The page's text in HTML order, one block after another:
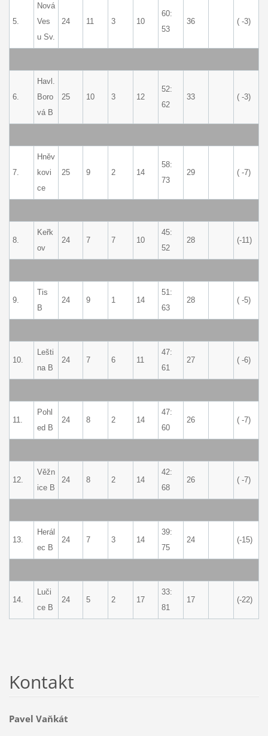
5.
Nová
Ves
u Sv.
24 11 3 10
60:
53
36 ( -3)
6.
Havl.
Boro
vá B
25 10 3 12
52:
62
33 ( -3)
7.
Hněv
kovi
ce
25 9 2 14
58:
73
29 ( -7)
8.
Keřk
ov
24 7 7 10
45:
52
28 (-11)
9.
Tis
B
24 9 1 14
51:
63
28 ( -5)
10.
Lešti
na B
24 7 6 11
47:
61
27 ( -6)
11.
Pohl
ed B
24 8 2 14
47:
60
26 ( -7)
12.
Věžn
ice B
24 8 2 14
42:
68
26 ( -7)
13.
Herál
ec B
24 7 3 14
39:
75
24 (-15)
14.
Luči
ce B
24 5 2 17
33:
81
17 (-22)
Kontakt
Pavel Vaňkát